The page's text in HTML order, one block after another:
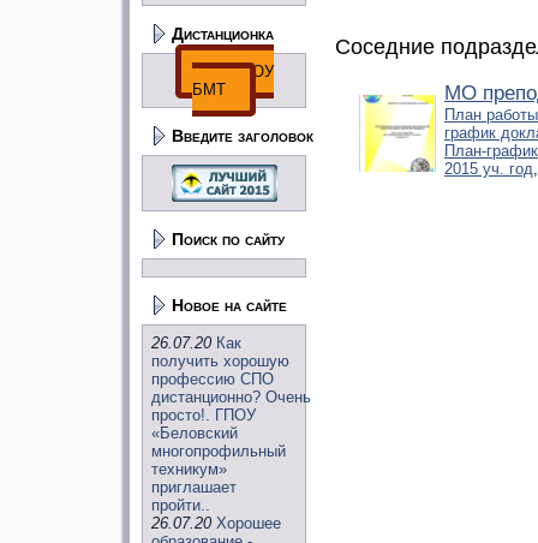
Дистанционка
ДО ГПОУ
БМТ
Введите заголовок
Поиск по сайту
Новое на сайте
26.07.20 Как
получить хорошую
профессию СПО
дистанционно? Очень
просто!. ГПОУ
«Беловский
многопрофильный
техникум»
приглашает
пройти..
26.07.20 Хорошее
Соседние
МО
План
график
План-
2015 уч. год